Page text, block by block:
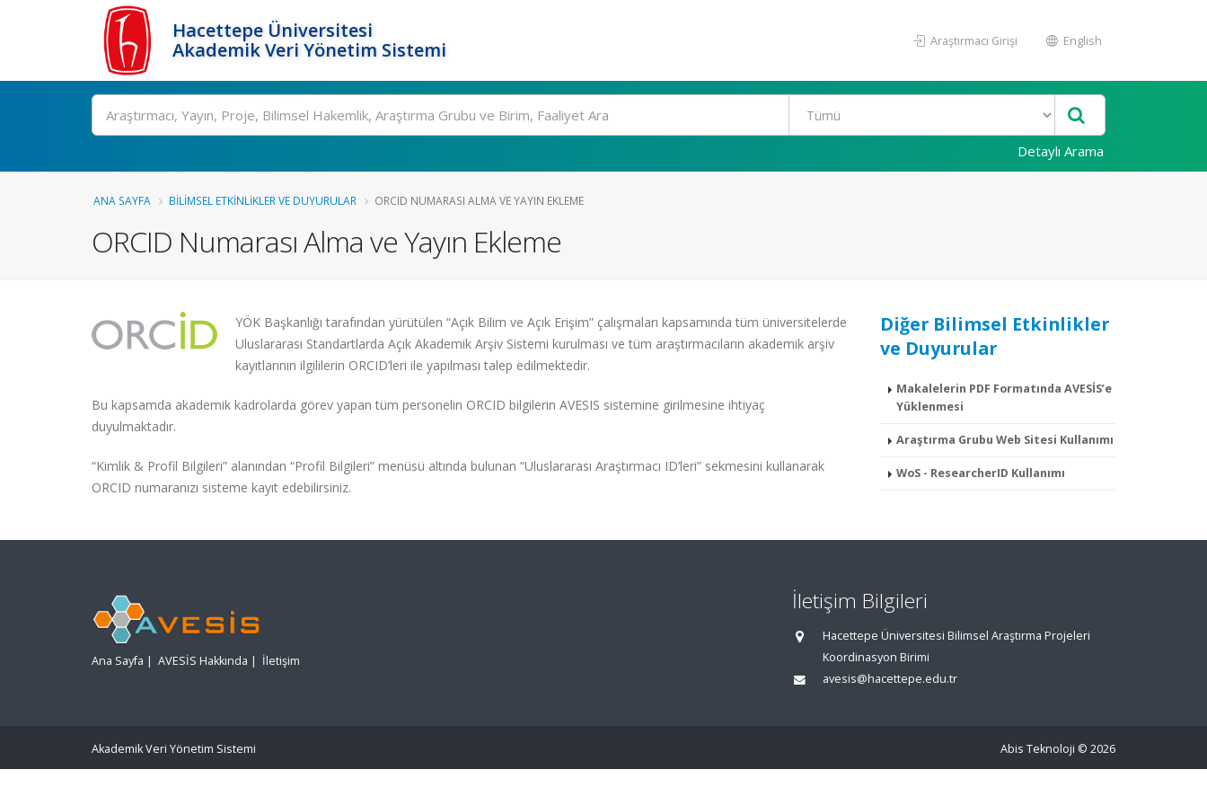
Hacettepe Üniversitesi
Akademik Veri Yönetim Sistemi
Araştırmacı Girişi English
Ara
Detaylı Arama
ANA SAYFA BILIMSEL ETKINLIKLER VE DUYURULAR ORCID NUMARASI ALMA VE YAYIN EKLEME
ORCID Numarası Alma ve Yayın Ekleme
YÖK Başkanlığı tarafından yürütülen “Açık Bilim ve Açık Erişim” çalışmaları kapsamında tüm üniversitelerde
Uluslararası Standartlarda Açık Akademik Arşiv Sistemi kurulması ve tüm araştırmacıların akademik arşiv
kayıtlarının ilgililerin ORCID’leri ile yapılması talep edilmektedir.
Bu kapsamda akademik kadrolarda görev yapan tüm personelin ORCID bilgilerin AVESIS sistemine girilmesine ihtiyaç
duyulmaktadır.
“Kimlik & Profil Bilgileri” alanından “Profil Bilgileri” menüsü altında bulunan “Uluslararası Araştırmacı ID’leri” sekmesini kullanarak
ORCID numaranızı sisteme kayıt edebilirsiniz.
Diğer Bilimsel Etkinlikler
ve Duyurular
Makalelerin PDF Formatında AVESİS’e
Yüklenmesi
Araştırma Grubu Web Sitesi Kullanımı
WoS - ResearcherID Kullanımı
Ana Sayfa | AVESİS Hakkında | İletişim
İletişim Bilgileri
Hacettepe Üniversitesi Bilimsel Araştırma Projeleri
Koordinasyon Birimi
avesis@hacettepe.edu.tr
Akademik Veri Yönetim Sistemi Abis Teknoloji © 2026